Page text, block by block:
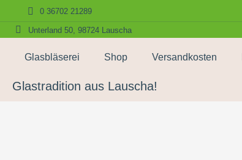
0 36702 21289
Unterland 50, 98724 Lauscha
Glasbläserei Shop Versandkosten
Glastradition aus Lauscha!